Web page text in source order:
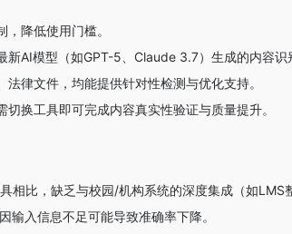
，降低使用门槛。
新AI模型（如GPT-5、Claude 3.7）生成的内容识
法律文件，均能提供针对性检测与优化支持。
切换工具即可完成内容真实性验证与质量提升。
相比，缺乏与校园/机构系统的深度集成（如LMS
输入信息不足可能导致准确率下降。